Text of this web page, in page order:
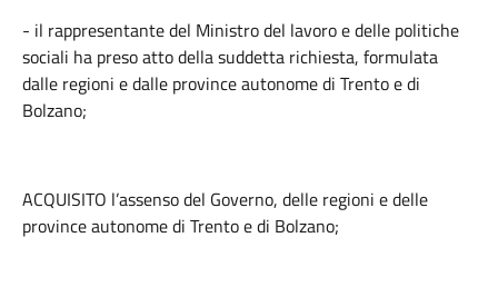
- il rappresentante del Ministro del lavoro e delle politiche
sociali ha preso atto della suddetta richiesta, formulata
dalle regioni e dalle province autonome di Trento e di
Bolzano;
ACQUISITO l’assenso del Governo, delle regioni e delle
province autonome di Trento e di Bolzano;